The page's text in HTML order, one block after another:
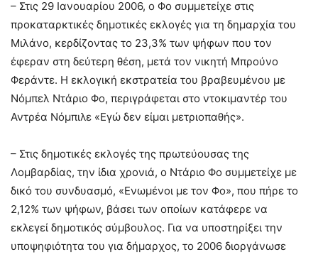
– Στις 29 Ιανουαρίου 2006, ο Φο συμμετείχε στις
προκαταρκτικές δημοτικές εκλογές για τη δημαρχία του
Μιλάνο, κερδίζοντας το 23,3% των ψήφων που τον
έφεραν στη δεύτερη θέση, μετά τον νικητή Μπρούνο
Φεράντε. Η εκλογική εκστρατεία του βραβευμένου με
Νόμπελ Ντάριο Φο, περιγράφεται στο ντοκιμαντέρ του
Αντρέα Νόμπιλε «Εγώ δεν είμαι μετριοπαθής».
– Στις δημοτικές εκλογές της πρωτεύουσας της
Λομβαρδίας, την ίδια χρονιά, ο Ντάριο Φο συμμετείχε με
δικό του συνδυασμό, «Ενωμένοι με τον Φο», που πήρε το
2,12% των ψήφων, βάσει των οποίων κατάφερε να
εκλεγεί δημοτικός σύμβουλος. Για να υποστηρίξει την
υποψηφιότητα του για δήμαρχος, το 2006 διοργάνωσε